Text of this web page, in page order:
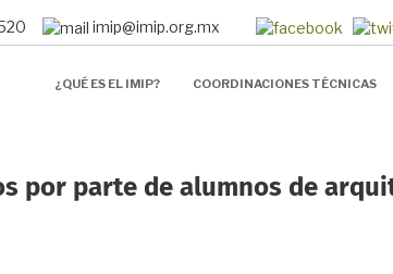
imip@imip.org.mx
¿QUÉ ES EL IMIP? COORDINACIONES TÉCNICAS
por parte de alumnos de